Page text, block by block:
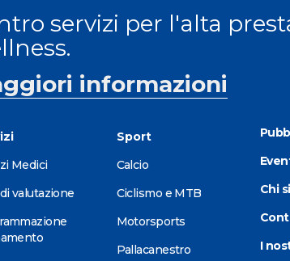
servizi per l'alta
informazioni
Medici
valutazione
Sport
Calcio
Ciclismo e MTB
Motorsports
Pallacanestro
Chi
I